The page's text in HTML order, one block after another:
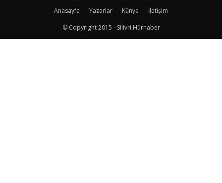
Anasayfa Yazarlar Künye
İletişim
© Copyright 2015 - Silivri Hürhaber